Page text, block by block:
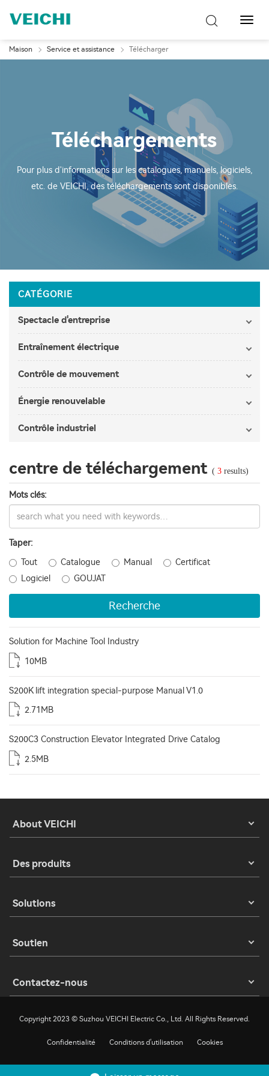
Maison Service et assistance Télécharger
Téléchargements
Pour plus d'informations sur les catalogues, manuels, logiciels,
etc. de VEICHI, des téléchargements sont disponibles.
CATÉGORIE
Spectacle d'entreprise
Entraînement électrique
Contrôle de mouvement
Énergie renouvelable
Contrôle industriel
centre de téléchargement ( 3 results)
Mots clés:
Taper:
Tout
Catalogue Manual
Certificat
Logiciel
GOUJAT
Recherche
Solution for Machine Tool Industry
10MB
S200K lift integration special-purpose Manual V1.0
2.71MB
S200C3 Construction Elevator Integrated Drive Catalog
2.5MB
About VEICHI
Des produits
Solutions
Soutien
Contactez-nous
Copyright 2023 © Suzhou VEICHI Electric Co., Ltd. All Rights Reserved.
Confidentialité Conditions d'utilisation Cookies